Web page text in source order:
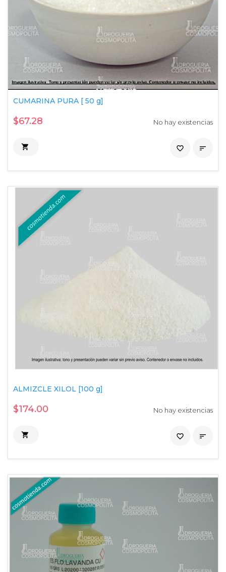
CUMARINA PURA [ 50 g]
$67.28 No hay existencias
 
favorite_border
ALMIZCLE XILOL [100 g]
$174.00 No hay existencias
 
favorite_border